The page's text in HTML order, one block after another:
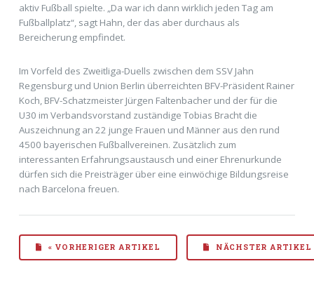
aktiv Fußball spielte. „Da war ich dann wirklich jeden Tag am
Fußballplatz“, sagt Hahn, der das aber durchaus als
Bereicherung empfindet.
Im Vorfeld des Zweitliga-Duells zwischen dem SSV Jahn
Regensburg und Union Berlin überreichten BFV-Präsident Rainer
Koch, BFV-Schatzmeister Jürgen Faltenbacher und der für die
U30 im Verbandsvorstand zuständige Tobias Bracht die
Auszeichnung an 22 junge Frauen und Männer aus den rund
4500 bayerischen Fußballvereinen. Zusätzlich zum
interessanten Erfahrungsaustausch und einer Ehrenurkunde
dürfen sich die Preisträger über eine einwöchige Bildungsreise
nach Barcelona freuen.
« VORHERIGER ARTIKEL NÄCHSTER ARTIKEL